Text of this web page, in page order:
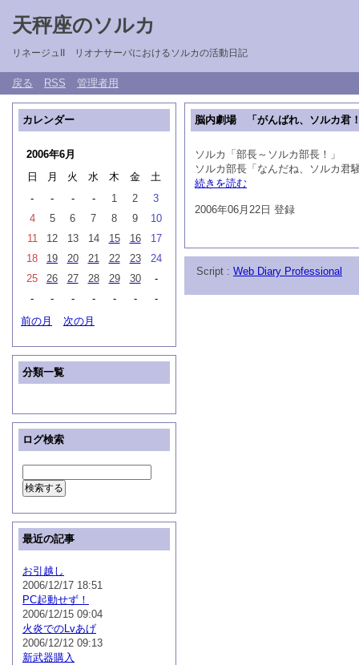
天秤座のソルカ
リネージュII リオナサーバにおけるソルカの活動日記
戻る RSS 管理者用
脳内劇場 「がんばれ、ソルカ君
ソルカ「部長～ソルカ部長！」
ソルカ部長「なんだね、ソルカ君
続きを読む
2006年06月22日 登録
カレンダー
2006年6月
日
月 火 水 木 金
土
-
- - - 1 2
3
4
5 6 7 8 9
10
11
12 13 14 15 16
17
18
19 20 21 22 23
24
25
26 27 28 29 30
-
-
- - - - -
-
前の月
次の月
分類一覧
ログ検索
最近の記事
お引越し
2006/12/17 18:51
PC起動せず！
2006/12/15 09:04
火炎でのLvあげ
2006/12/12 09:13
新武器購入
Script : Web Diary Professional